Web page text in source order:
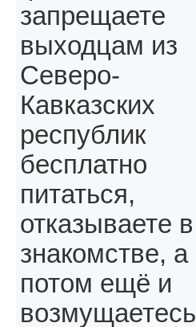
запрещаете
выходцам из
Северо-
Кавказских
республик
бесплатно
питаться,
отказываете в
знакомстве, а
потом ещё и
возмущаетесь